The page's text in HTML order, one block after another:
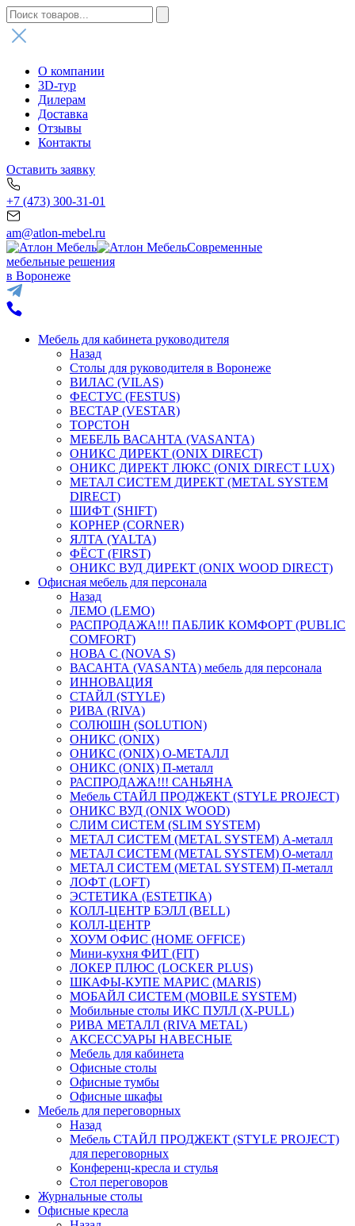
О компании
3D-тур
Дилерам
Доставка
Отзывы
Контакты
Оставить заявку
+7 (473) 300-31-01
am@atlon-mebel.ru
Современные
мебельные решения
в Воронеже
Мебель для кабинета руководителя
Назад
Столы для руководителя в Воронеже
ВИЛАС (VILAS)
ФЕСТУС (FESTUS)
ВЕСТАР (VESTAR)
ТОРСТОН
МЕБЕЛЬ ВАСАНТА (VASANTA)
ОНИКС ДИРЕКТ (ONIX DIRECT)
ОНИКС ДИРЕКТ ЛЮКС (ONIX DIRECT LUX)
МЕТАЛ СИСТЕМ ДИРЕКТ (METAL SYSTEM
DIRECT)
ШИФТ (SHIFT)
КОРНЕР (CORNER)
ЯЛТА (YALTA)
ФЁСТ (FIRST)
ОНИКС ВУД ДИРЕКТ (ONIX WOOD DIRECT)
Офисная мебель для персонала
Назад
ЛЕМО (LEMO)
РАСПРОДАЖА!!! ПАБЛИК КОМФОРТ (PUBLIC
COMFORT)
НОВА С (NOVA S)
ВАСАНТА (VASANTA) мебель для персонала
ИННОВАЦИЯ
СТАЙЛ (STYLE)
РИВА (RIVA)
СОЛЮШН (SOLUTION)
ОНИКС (ONIX)
ОНИКС (ONIX) O-МЕТАЛЛ
ОНИКС (ONIX) П-металл
РАСПРОДАЖА!!! САНЬЯНА
Мебель СТАЙЛ ПРОДЖЕКТ (STYLE PROJECT)
ОНИКС ВУД (ONIX WOOD)
СЛИМ СИСТЕМ (SLIM SYSTEM)
МЕТАЛ СИСТЕМ (METAL SYSTEM) А-металл
МЕТАЛ СИСТЕМ (METAL SYSTEM) О-металл
МЕТАЛ СИСТЕМ (METAL SYSTEM) П-металл
ЛОФТ (LOFT)
ЭСТЕТИКА (ESTETIKA)
КОЛЛ-ЦЕНТР БЭЛЛ (BELL)
КОЛЛ-ЦЕНТР
ХОУМ ОФИС (HOME OFFICE)
Мини-кухня ФИТ (FIT)
ЛОКЕР ПЛЮС (LOCKER PLUS)
ШКАФЫ-КУПЕ МАРИС (MARIS)
МОБАЙЛ СИСТЕМ (MOBILE SYSTEM)
Мобильные столы ИКС ПУЛЛ (X-PULL)
РИВА МЕТАЛЛ (RIVA METAL)
АКСЕССУАРЫ НАВЕСНЫЕ
Мебель для кабинета
Офисные столы
Офисные тумбы
Офисные шкафы
Мебель для переговорных
Назад
Мебель СТАЙЛ ПРОДЖЕКТ (STYLE PROJECT)
для переговорных
Конференц-кресла и стулья
Стол переговоров
Журнальные столы
Офисные кресла